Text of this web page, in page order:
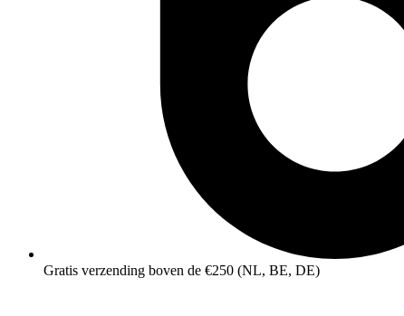
Gratis verzending boven de €250 (NL, BE, DE)